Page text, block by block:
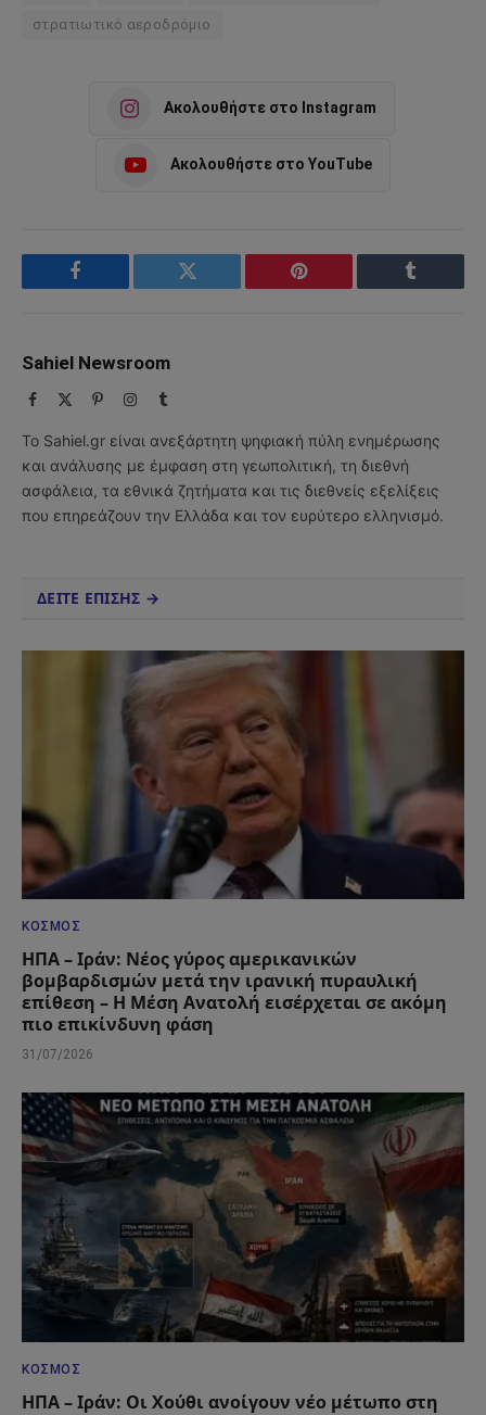
στρατιωτικό αεροδρόμιο
Ακολουθήστε στο Instagram
Ακολουθήστε στο YouTube
Facebook Twitter Pinterest Tumblr
Sahiel Newsroom
Facebook PinterestInstagram
Tumblr
Το Sahiel.gr είναι ανεξάρτητη ψηφιακή πύλη ενημέρωσης
και ανάλυσης με έμφαση στη γεωπολιτική, τη διεθνή
ασφάλεια, τα εθνικά ζητήματα και τις διεθνείς εξελίξεις
που επηρεάζουν την Ελλάδα και τον ευρύτερο ελληνισμό.
ΔΕΙΤΕ ΕΠΙΣΗΣ →
ΚΌΣΜΟΣ
ΗΠΑ – Ιράν: Νέος γύρος αμερικανικών
βομβαρδισμών μετά την ιρανική πυραυλική
επίθεση – Η Μέση Ανατολή εισέρχεται σε ακόμη
πιο επικίνδυνη φάση
31/07/2026
ΚΌΣΜΟΣ
ΗΠΑ – Ιράν: Οι Χούθι ανοίγουν νέο μέτωπο στη